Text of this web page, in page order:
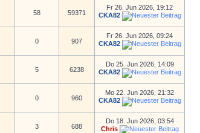
58 59371
Fr 26. Jun 2026, 19:12
CKA82
0 907
Fr 26. Jun 2026, 09:24
CKA82
5 6238
Do 25. Jun 2026, 14:09
CKA82
0 960
Mo 22. Jun 2026, 21:32
CKA82
3 688
Do 18. Jun 2026, 03:54
Chris